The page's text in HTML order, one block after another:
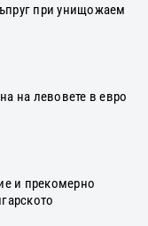
при унищожаем
на левовете в евро
и прекомерно